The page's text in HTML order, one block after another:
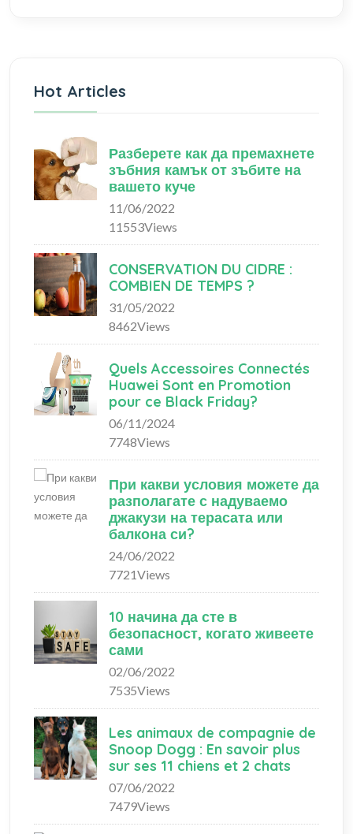
Hot Articles
Разберете как да премахнете
зъбния камък от зъбите на
вашето куче
11/06/2022
11553Views
CONSERVATION DU CIDRE :
COMBIEN DE TEMPS ?
31/05/2022
8462Views
Quels Accessoires Connectés
Huawei Sont en Promotion
pour ce Black Friday?
06/11/2024
7748Views
При какви условия можете да
разполагате с надуваемо
джакузи на терасата или
балкона си?
24/06/2022
7721Views
10 начина да сте в
безопасност, когато живеете
сами
02/06/2022
7535Views
Les animaux de compagnie de
Snoop Dogg : En savoir plus
sur ses 11 chiens et 2 chats
07/06/2022
7479Views